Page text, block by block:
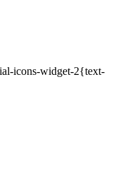
icons-widget-2{text-